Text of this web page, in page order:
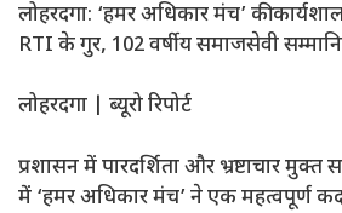
लोहरदगा: ‘हमर अधिकार मंच’ की
RTI के गुर, 102 वर्षीय समाजसेवी
​लोहरदगा | ब्यूरो रिपोर्ट
प्रशासन में पारदर्शिता और भ्रष्टाचार मुक्त
में ‘हमर अधिकार मंच’ ने एक महत्वपूर्ण